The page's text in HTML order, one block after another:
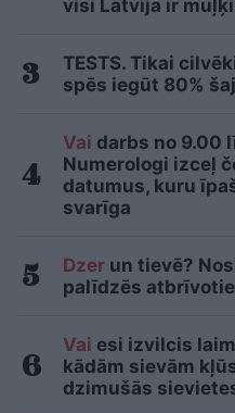
visi Latvijā ir
TESTS. Tikai
spēs iegūt 80%
Vai darbs no 9.00
Numerologi izceļ
datumus, kuru
svarīga
Dzer un tievē?
palīdzēs
Vai esi izvilcis
kādām sievām
dzimušās